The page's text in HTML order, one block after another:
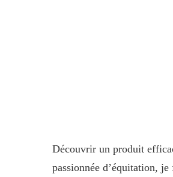
Découvrir un produit
passionnée d’équitation,